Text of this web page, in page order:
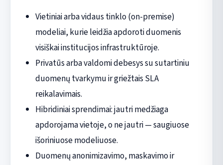
Vietiniai arba vidaus tinklo (on-premise)
modeliai, kurie leidžia apdoroti duomenis
visiškai institucijos infrastruktūroje.
Privatūs arba valdomi debesys su sutartiniu
duomenų tvarkymu ir griežtais SLA
reikalavimais.
Hibridiniai sprendimai: jautri medžiaga
apdorojama vietoje, o ne jautri — saugiuose
išoriniuose modeliuose.
Duomenų anonimizavimo, maskavimo ir